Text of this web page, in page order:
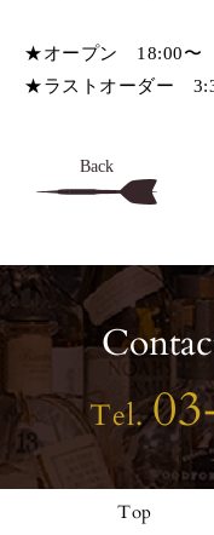
★オープン 18:00〜
★ラストオーダー
Back
Tel.
Top